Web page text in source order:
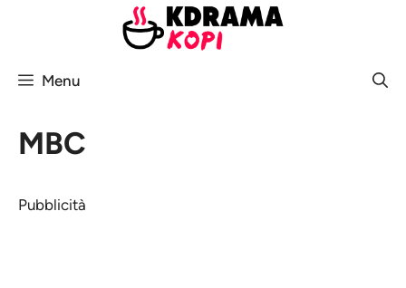
Menu
MBC
Pubblicità